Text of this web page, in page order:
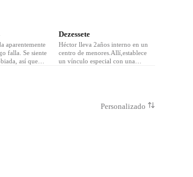
aparentemente
falla. Se siente
así que
Dezessete
Héctor lleva 2años interno en un
centro de menores.Allí,establece
un vínculo especial con una
para cumplir su
internamiento,decide escaparse
Personalizado